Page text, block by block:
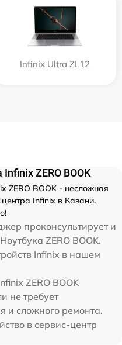
Infinix Ultra ZL12
ZERO BOOK
ZERO BOOK - несложная
Infinix в Казани.
проконсультирует и
ZERO BOOK.
Infinix в нашем
ZERO BOOK
не требует
и сложного ремонта.
в сервис-центр